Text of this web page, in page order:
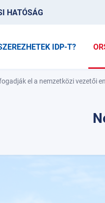
HATÓSÁG
IDP-T?
el a nemzetközi vezetői